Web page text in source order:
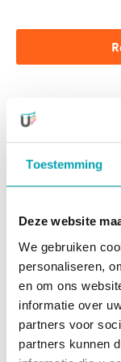
Toestemming
Deze website
We gebruiken
personaliseren,
en om ons
informatie over
partners voor
partners kunnen
Onze peuters
ontwikkelen. Dat
(van)zelf, op hun
Natuurlijk onder
Ontwikkeling
Wij stimuleren
het aanbieden
Met een mooie
activiteiten,
ontzettend leuk.